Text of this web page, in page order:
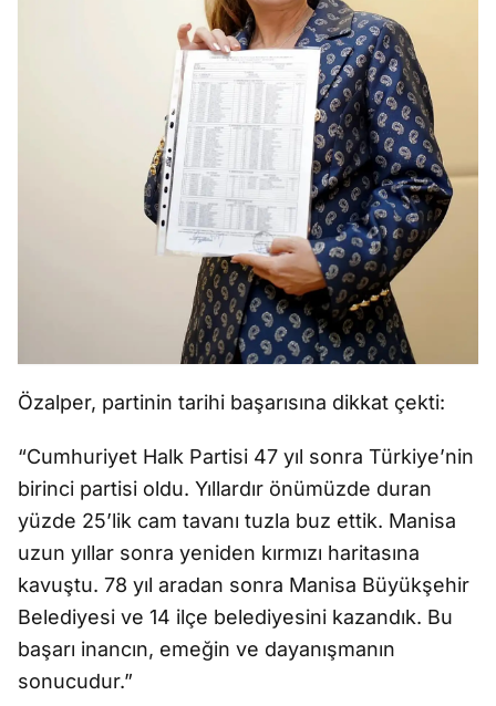
Özalper, partinin tarihi başarısına dikkat çekti:
“Cumhuriyet Halk Partisi 47 yıl sonra Türkiye’nin
birinci partisi oldu. Yıllardır önümüzde duran
yüzde 25’lik cam tavanı tuzla buz ettik. Manisa
uzun yıllar sonra yeniden kırmızı haritasına
kavuştu. 78 yıl aradan sonra Manisa Büyükşehir
Belediyesi ve 14 ilçe belediyesini kazandık. Bu
başarı inancın, emeğin ve dayanışmanın
sonucudur.”